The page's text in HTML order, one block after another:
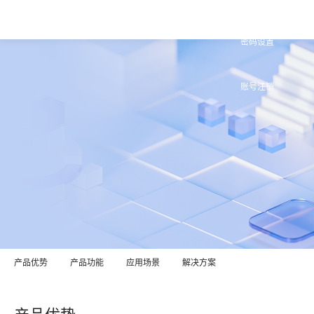
密码设置
账号注销
产品优势 产品功能 应用场景 解决方案